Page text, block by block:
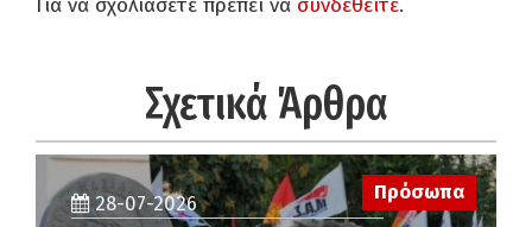
Για να σχολιάσετε πρέπει να συνδεθείτε.
Σχετικά Άρθρα
Πρόσωπα
28-07-2026